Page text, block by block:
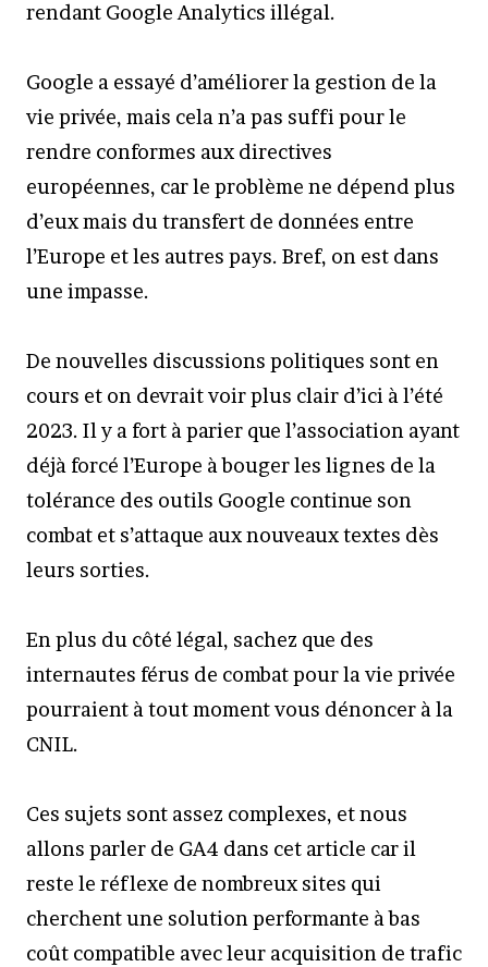
rendant Google Analytics illégal.
Google a essayé d’améliorer la gestion de la
vie privée, mais cela n’a pas suffi pour le
rendre conformes aux directives
européennes, car le problème ne dépend plus
d’eux mais du transfert de données entre
l’Europe et les autres pays. Bref, on est dans
une impasse.
De nouvelles discussions politiques sont en
cours et on devrait voir plus clair d’ici à l’été
2023. Il y a fort à parier que l’association ayant
déjà forcé l’Europe à bouger les lignes de la
tolérance des outils Google continue son
combat et s’attaque aux nouveaux textes dès
leurs sorties.
En plus du côté légal, sachez que des
internautes férus de combat pour la vie privée
pourraient à tout moment vous dénoncer à la
CNIL.
Ces sujets sont assez complexes, et nous
allons parler de GA4 dans cet article car il
reste le réflexe de nombreux sites qui
cherchent une solution performante à bas
coût compatible avec leur acquisition de trafic